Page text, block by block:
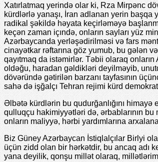
Xatırlatmaq yerində olar ki, Rza Mirpənc
kürdlərlə yanaşı, İran adlanan yerin
radikal şəkildə həyata keçirləməyə
keçən zaman içındə, onların sayları yüz
Azərbaycanda yerləşədirilməsi və fars
cinayətkar rəftarına göz yumub, bu gələn
qayıtmaq da istəmirlər. Təbii olaraq
oldəğu, haradan gəldikləri deyilməyib,
dövəründə gətirilən barzanı tayfasının
sahə də işğalçı Tehran rejimi kürd
Əlbətə kürdlərin bu qudurğanlığını
qulluqçu hakimiyyətləri də, ərbablarının
onların maliyyə, hərbi yardımlarına
Biz Güney Azərbaycan İstiqlalçılar Birlyi
üçün zidd olan bir hərkətdir, bu ancaq adı
yana deyilik, qonşu millət olaraq,